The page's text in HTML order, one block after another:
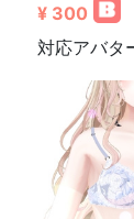
¥ 300
対応アバタ